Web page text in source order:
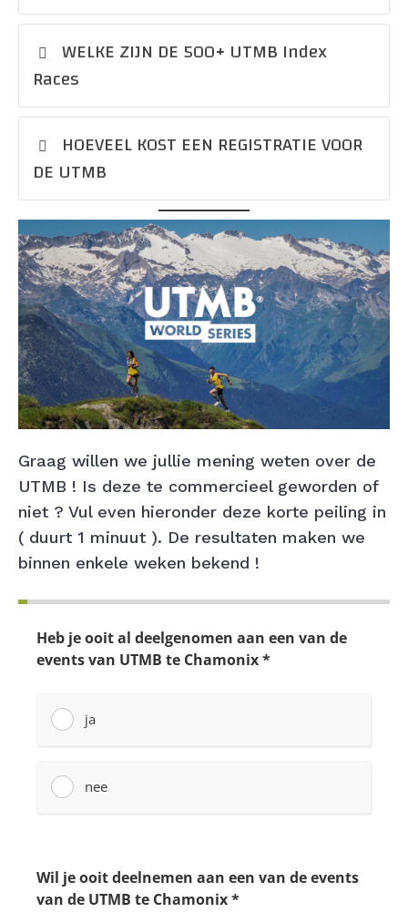
WELKE ZIJN DE 500+ UTMB Index
Races
HOEVEEL KOST EEN REGISTRATIE VOOR
DE UTMB
Graag willen we jullie mening weten over de
UTMB ! Is deze te commercieel geworden of
niet ? Vul even hieronder deze korte peiling in
( duurt 1 minuut ). De resultaten maken we
binnen enkele weken bekend !